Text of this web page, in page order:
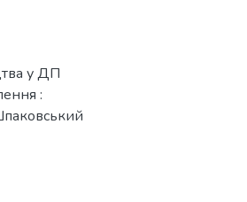
у ДП
: